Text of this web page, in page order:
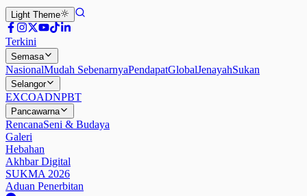
Light Theme
Terkini
Semasa
NasionalMudah SebenarnyaPendapatGlobalJenayahSukan
Selangor
EXCOADNPBT
Pancawarna
RencanaSeni & Budaya
Galeri
Hebahan
Akhbar Digital
SUKMA 2026
Aduan Penerbitan